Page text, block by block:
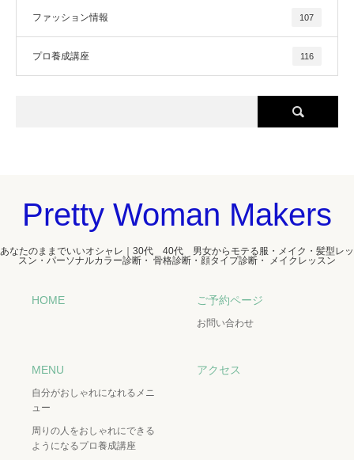
ファッション情報 107
プロ養成講座 116
Pretty Woman Makers
あなたのままでいいオシャレ｜30代 40代 男女からモテる服・メイク・髪型レッ
スン・パーソナルカラー診断・ 骨格診断・顔タイプ診断・ メイクレッスン
HOME ご予約ページ
お問い合わせ
MENU
自分がおしゃれになれるメニ
ュー
周りの人をおしゃれにできる
ようになるプロ養成講座
アクセス